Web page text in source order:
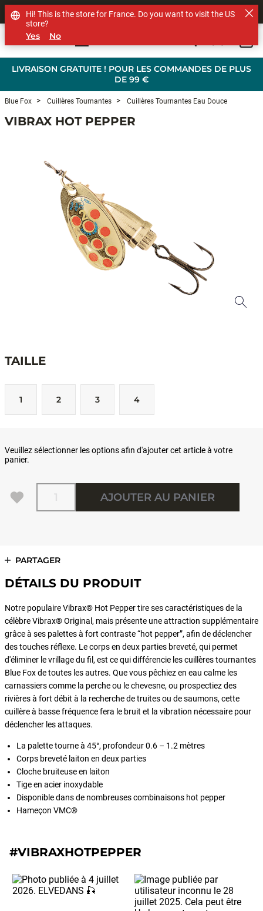
LIVRAISON GRATUITE ! POUR LES COMMANDES DE PLUS
DE 99 €
SHOP OTHER BRANDS
Blue Fox Cuillères Tournantes Cuillères Tournantes Eau Douce
VIBRAX HOT PEPPER
TAILLE
1 2 3 4
Veuillez sélectionner les options afin d'ajouter cet article à votre
panier.
Quantité
AJOUTER AU PANIER
PARTAGER
DÉTAILS DU PRODUIT
Notre populaire Vibrax® Hot Pepper tire ses caractéristiques de la
célèbre Vibrax® Original, mais présente une attraction supplémentaire
grâce à ses palettes à fort contraste “hot pepper”, afin de déclencher
des touches réflexe. Le corps en deux parties breveté, qui permet
d'éliminer le vrillage du fil, est ce qui différencie les cuillères tournantes
Blue Fox de toutes les autres. Que vous pêchiez en eau calme les
carnassiers comme la perche ou le chevesne, ou prospectiez des
rivières à fort débit à la recherche de truites ou de saumons, cette
cuillère à basse fréquence fera le bruit et la vibration nécessaire pour
déclencher les attaques.
La palette tourne à 45°, profondeur 0.6 – 1.2 mètres
Corps breveté laiton en deux parties
Cloche bruiteuse en laiton
Tige en acier inoxydable
Disponible dans de nombreuses combinaisons hot pepper
Hameçon VMC®
#VIBRAXHOTPEPPER
Hi! This is the store for France. Do you want to visit the US
store?
Yes No